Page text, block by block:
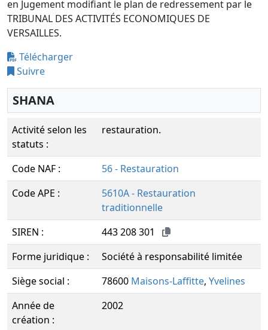
en Jugement modifiant le plan de redressement par le
TRIBUNAL DES ACTIVITÉS ECONOMIQUES DE
VERSAILLES.
Télécharger
Suivre
SHANA
Activité selon les
statuts :
restauration.
Code NAF :
56 - Restauration
Code APE :
5610A - Restauration
traditionnelle
SIREN :
443 208 301
Forme juridique :
Société à responsabilité limitée
Siège social :
78600 Maisons-Laffitte, Yvelines
Année de
création :
2002